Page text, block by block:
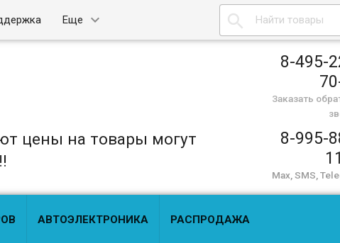
Еще 
цены на товары могут
8-495-
Заказать
8-995-
Max, SMS,
АВТОЭЛЕКТРОНИКА РАСПРОДАЖА